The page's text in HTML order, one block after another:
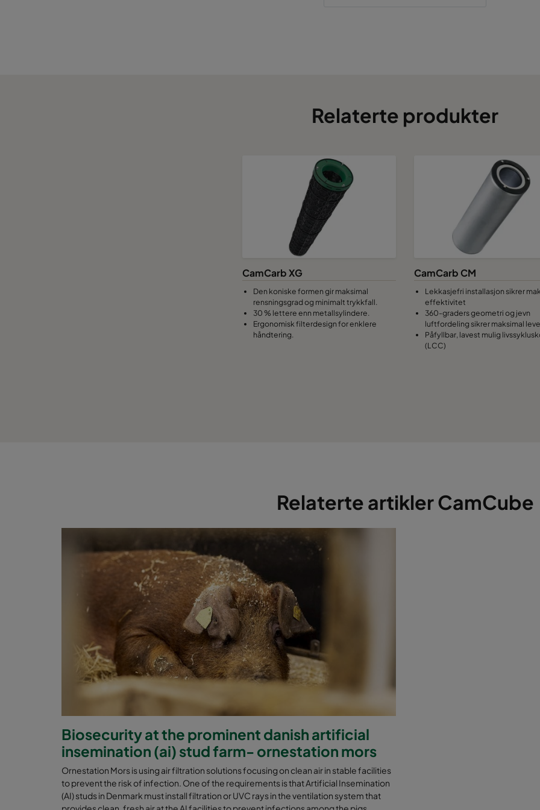
Relaterte produkter
CamCarb XG
Den koniske formen gir maksimal
rensningsgrad og minimalt trykkfall.
30 % lettere enn metallsylindere.
Ergonomisk filterdesign for enklere
håndtering.
CamCarb CM
Lekkasjefri installasjon sikrer
effektivitet
360-graders geometri og jevn
luftfordeling sikrer maksimal
Påfyllbar, lavest mulig
(LCC)
Relaterte artikler CamCube
Biosecurity at the prominent danish artificial
insemination (ai) stud farm- ornestation mors
Ornestation Mors is using air filtration solutions focusing on clean air in stable facilities
to prevent the risk of infection. One of the requirements is that Artificial Insemination
(AI) studs in Denmark must install filtration or UVC rays in the ventilation system that